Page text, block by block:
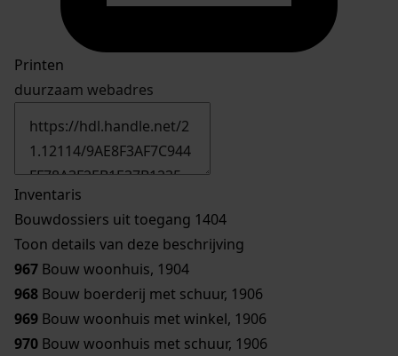
Printen
duurzaam webadres
Inventaris
Bouwdossiers uit toegang 1404
Toon details van deze beschrijving
967 Bouw woonhuis, 1904
968 Bouw boerderij met schuur, 1906
969 Bouw woonhuis met winkel, 1906
970 Bouw woonhuis met schuur, 1906